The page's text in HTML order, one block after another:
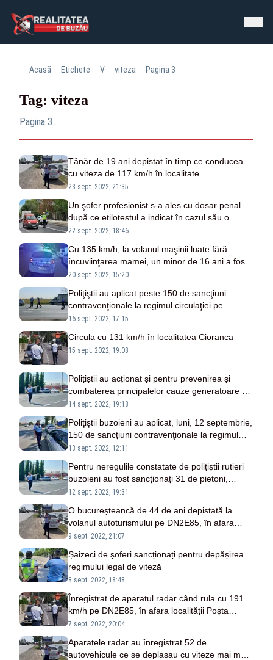
Acasă Etichete V viteza Pagina 3
Tag: viteza
Pagina 3
Tânăr de 19 ani depistat în timp ce conducea
cu viteza de 117 km/h în localitate
23 sept. 2022, 21:35
Un şofer profesionist s-a ales cu dosar penal
după ce etilotestul a indicat în cazul său o
alcoolemie de 1,11 mg/l alcool pur în aerul
22 sept. 2022, 18:46
Cu 135 km/h, la volanul maşinii luate fără
încuviinţarea mamei, un minor de 16 ani a fost
depistat şi scos din trafic de poliţişti
20 sept. 2022, 15:20
Poliţiştii au aplicat peste 150 de sancţiuni
contravenţionale la regimul circulaţiei pe
drumurile publice
16 sept. 2022, 17:15
Circula cu 131 km/h în localitatea Cioranca
15 sept. 2022, 19:08
Polițiștii au acționat și pentru prevenirea și
combaterea principalelor cauze generatoare de
accidente
14 sept. 2022, 19:18
Poliţiştii buzoieni au aplicat, luni, 12 septembrie,
150 de sancţiuni contravenţionale la regimul
circulaţiei pe drumurile publice
13 sept. 2022, 12:11
Pentru neregulile constatate de polițiștii rutieri
buzoieni au fost sancţionaţi 31 de pietoni,
biciclişti şi căruţaşi
12 sept. 2022, 19:31
O bucureșteancă de 44 de ani depistată la
volanul autoturismului pe DN2E85, în afara
localității Cioranca, rulând cu 167 km/h
9 sept. 2022, 21:07
Șaizeci de șoferi sancționați pentru depășirea
regimului legal de viteză
8 sept. 2022, 18:48
Înregistrat de aparatul radar când rula cu 191
km/h pe DN2E85, în afara localității Poșta
Câlnău
7 sept. 2022, 20:04
Aparatele radar au înregistrat 52 de
autovehicule ce se deplasau cu viteze mai mari